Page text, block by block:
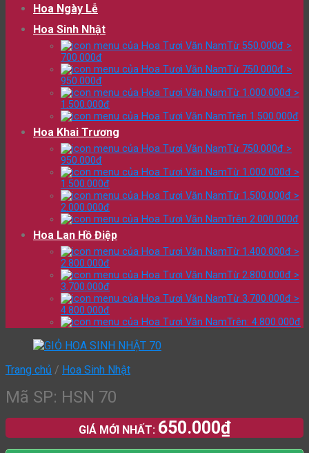
Hoa Ngày Lễ
Hoa Sinh Nhật
Từ 550.000đ >
700.000đ
Từ 750.000đ >
950.000đ
Từ 1.000.000đ >
1.500.000đ
Trên 1.500.000đ
Hoa Khai Trương
Từ 750.000đ >
950.000đ
Từ 1.000.000đ >
1.500.000đ
Từ 1.500.000đ >
2.000.000đ
Trên 2.000.000đ
Hoa Lan Hồ Điệp
Từ 1.400.000đ >
2.800.000đ
Từ 2.800.000đ >
3.700.000đ
Từ 3.700.000đ >
4.800.000đ
Trên: 4.800.000đ
Trang chủ / Hoa Sinh Nhật
Mã SP: HSN 70
GIÁ MỚI NHẤT: 650.000₫